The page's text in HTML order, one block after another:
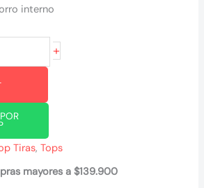
interno
+
Tiras,Tops
mayores a $139.900